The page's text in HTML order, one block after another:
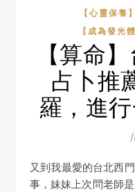
【心靈保
【成為發光
【算命
占卜推
羅，進
又到我最愛的台北西門塔羅占卜Kiwi塔羅森野秘境來問
事，妹妹上次問老師